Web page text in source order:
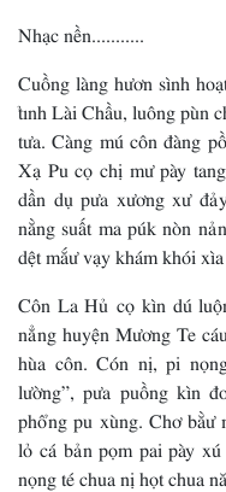
Nhạc nền...........
Cuồng làng hươn sình
tỉnh Lài Chầu, luông pùn
tưa. Càng mú côn đàng
Xạ Pu cọ chị mư pày
dần dụ pưa xương xư
nằng suất ma púk nòn
dệt mắư vạy khám khói
Côn La Hủ cọ kìn dú
nẳng huyện Mương Te
hùa côn. Cón nị, pi
lường”, pưa puồng kìn
phổng pu xùng. Chơ bằư
lỏ cá bản pọm pai pày
nọng té chua nị họt chua